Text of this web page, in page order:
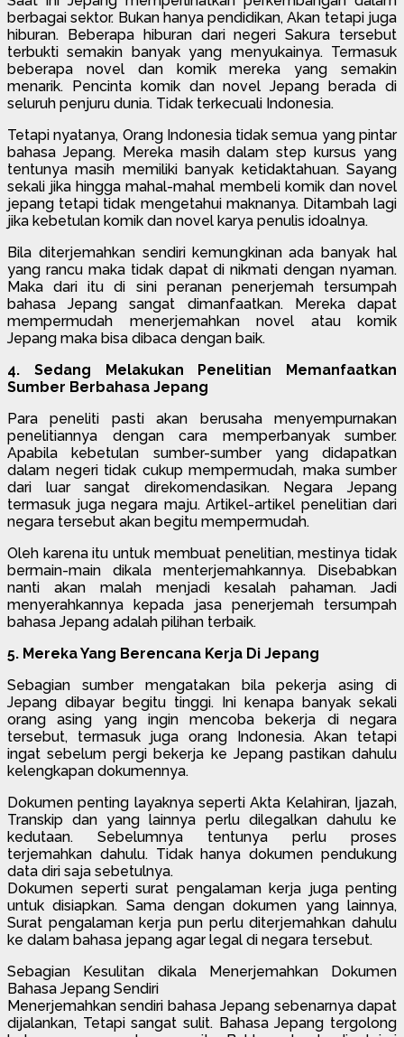
berbagai sektor. Bukan hanya pendidikan, Akan tetapi juga
hiburan. Beberapa hiburan dari negeri Sakura tersebut
terbukti semakin banyak yang menyukainya. Termasuk
beberapa novel dan komik mereka yang semakin
menarik. Pencinta komik dan novel Jepang berada di
seluruh penjuru dunia. Tidak terkecuali Indonesia.
Tetapi nyatanya, Orang Indonesia tidak semua yang pintar
bahasa Jepang. Mereka masih dalam step kursus yang
tentunya masih memiliki banyak ketidaktahuan. Sayang
sekali jika hingga mahal-mahal membeli komik dan novel
jepang tetapi tidak mengetahui maknanya. Ditambah lagi
jika kebetulan komik dan novel karya penulis idoalnya.
Bila diterjemahkan sendiri kemungkinan ada banyak hal
yang rancu maka tidak dapat di nikmati dengan nyaman.
Maka dari itu di sini peranan penerjemah tersumpah
bahasa Jepang sangat dimanfaatkan. Mereka dapat
mempermudah menerjemahkan novel atau komik
Jepang maka bisa dibaca dengan baik.
4. Sedang Melakukan Penelitian Memanfaatkan
Sumber Berbahasa Jepang
Para peneliti pasti akan berusaha menyempurnakan
penelitiannya dengan cara memperbanyak sumber.
Apabila kebetulan sumber-sumber yang didapatkan
dalam negeri tidak cukup mempermudah, maka sumber
dari luar sangat direkomendasikan. Negara Jepang
termasuk juga negara maju. Artikel-artikel penelitian dari
negara tersebut akan begitu mempermudah.
Oleh karena itu untuk membuat penelitian, mestinya tidak
bermain-main dikala menterjemahkannya. Disebabkan
nanti akan malah menjadi kesalah pahaman. Jadi
menyerahkannya kepada jasa penerjemah tersumpah
bahasa Jepang adalah pilihan terbaik.
5. Mereka Yang Berencana Kerja Di Jepang
Sebagian sumber mengatakan bila pekerja asing di
Jepang dibayar begitu tinggi. Ini kenapa banyak sekali
orang asing yang ingin mencoba bekerja di negara
tersebut, termasuk juga orang Indonesia. Akan tetapi
ingat sebelum pergi bekerja ke Jepang pastikan dahulu
kelengkapan dokumennya.
Dokumen penting layaknya seperti Akta Kelahiran, Ijazah,
Transkip dan yang lainnya perlu dilegalkan dahulu ke
kedutaan. Sebelumnya tentunya perlu proses
terjemahkan dahulu. Tidak hanya dokumen pendukung
data diri saja sebetulnya.
Dokumen seperti surat pengalaman kerja juga penting
untuk disiapkan. Sama dengan dokumen yang lainnya,
Surat pengalaman kerja pun perlu diterjemahkan dahulu
ke dalam bahasa jepang agar legal di negara tersebut.
Sebagian Kesulitan dikala Menerjemahkan Dokumen
Bahasa Jepang Sendiri
Menerjemahkan sendiri bahasa Jepang sebenarnya dapat
dijalankan, Tetapi sangat sulit. Bahasa Jepang tergolong